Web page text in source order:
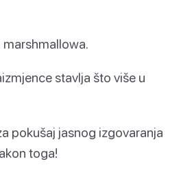
stavlja što više u
pokušaj jasnog izgovaranja
toga!